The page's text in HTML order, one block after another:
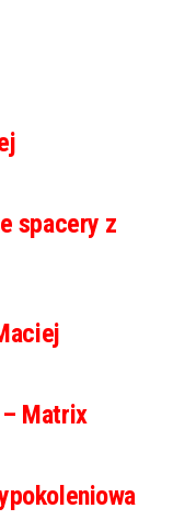
spacery z
– Matrix